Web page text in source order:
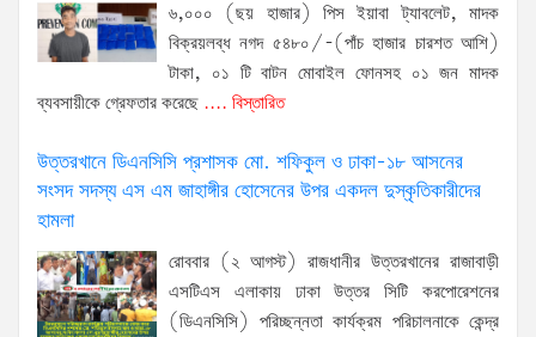
৬,০০০ (ছয় হাজার) পিস ইয়াবা ট্যাবলেট, মাদক
বিক্রয়লব্ধ নগদ ৫৪৮০/-(পাঁচ হাজার চারশত আশি)
টাকা, ০১ টি বাটন মোবাইল ফোনসহ ০১ জন মাদক
ব্যবসায়ীকে গ্রেফতার করেছে .... বিস্তারিত
উত্তরখানে ডিএনসিসি প্রশাসক মো. শফিকুল ও ঢাকা-১৮ আসনের
সংসদ সদস্য এস এম জাহাঙ্গীর হোসেনের উপর একদল দুস্কৃতিকারীদের
হামলা
রোববার (২ আগস্ট) রাজধানীর উত্তরখানের রাজাবাড়ী
এসটিএস এলাকায় ঢাকা উত্তর সিটি করপোরেশনের
(ডিএনসিসি) পরিচ্ছন্নতা কার্যক্রম পরিচালনাকে কেন্দ্র